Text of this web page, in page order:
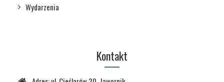
Wydarzenia
Kontakt